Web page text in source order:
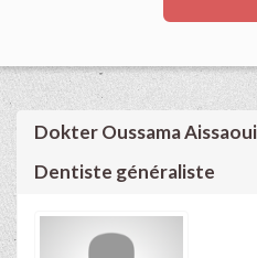
Dokter Oussama Aissaoui
Dentiste généraliste